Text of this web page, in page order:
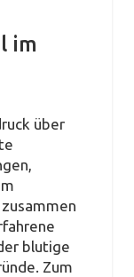
im
über
blutige
Zum